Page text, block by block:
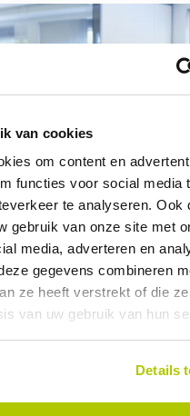
van cookies
om content en
functies voor social media
te analyseren. Ook
gebruik van onze site met
media, adverteren en
gegevens combineren
ze heeft verstrekt of die
van uw gebruik van hun
Details
mee aan morgen
vorm aan wie wij morgen